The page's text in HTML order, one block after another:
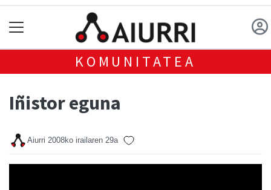
KOMUNITATEA
Iñistor eguna
Aiurri 2008ko irailaren 29a